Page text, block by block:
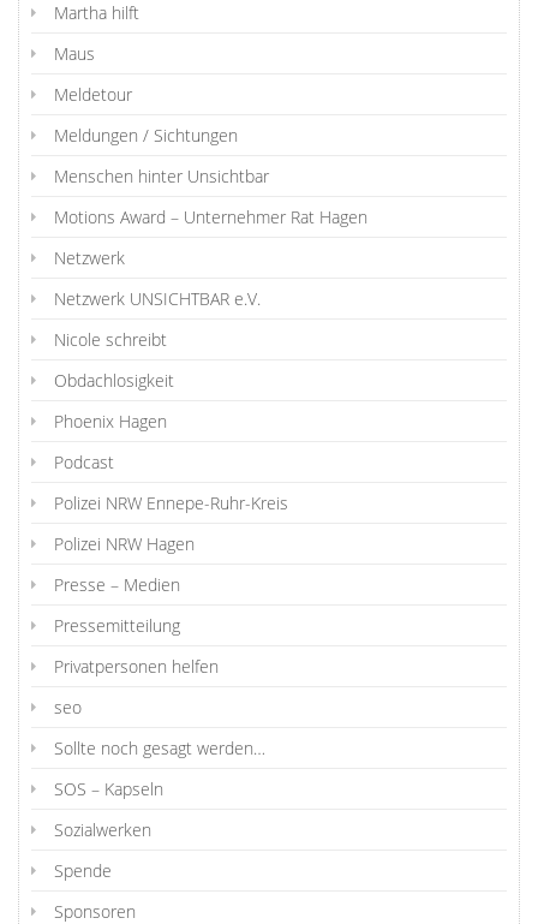
Martha hilft
Maus
Meldetour
Meldungen / Sichtungen
Menschen hinter Unsichtbar
Motions Award – Unternehmer Rat Hagen
Netzwerk
Netzwerk UNSICHTBAR e.V.
Nicole schreibt
Obdachlosigkeit
Phoenix Hagen
Podcast
Polizei NRW Ennepe-Ruhr-Kreis
Polizei NRW Hagen
Presse – Medien
Pressemitteilung
Privatpersonen helfen
seo
Sollte noch gesagt werden…
SOS – Kapseln
Sozialwerken
Spende
Sponsoren